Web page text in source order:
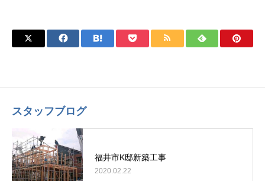
スタッフブログ
福井市K邸新築工事
2020.02.22